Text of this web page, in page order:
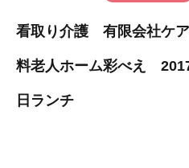
看取り介護 有限会社ケ
料老人ホーム彩べえ
日ランチ